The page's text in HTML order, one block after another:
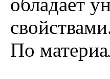
По